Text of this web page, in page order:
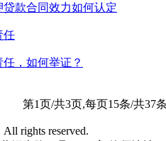
贷款合同效力如何认定
任
，如何举证？
第1页/共3页,每页15条/共37
rights reserved.